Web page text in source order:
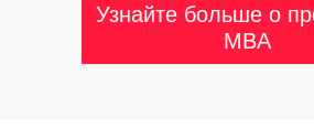
Узнайте больше о
MBA